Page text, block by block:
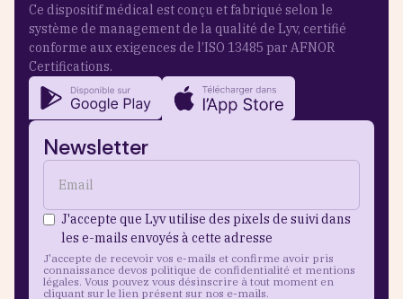
Ce dispositif médical est conçu et fabriqué selon le
système de management de la qualité de Lyv, certifié
conforme aux exigences de l’ISO 13485 par AFNOR
Certifications.
Newsletter
J'accepte que Lyv utilise des pixels de suivi dans
les e-mails envoyés à cette adresse
J'accepte de recevoir vos e-mails et confirme avoir pris
connaissance devos politique de confidentialité et mentions
légales. Vous pouvez vous désinscrire à tout moment en
cliquant sur le lien présent sur nos e-mails.